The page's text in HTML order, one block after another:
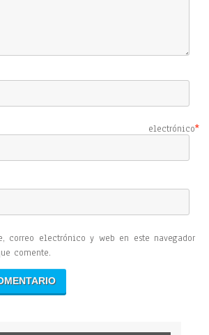
electrónico*
correo electrónico y web en este navegador
comente.